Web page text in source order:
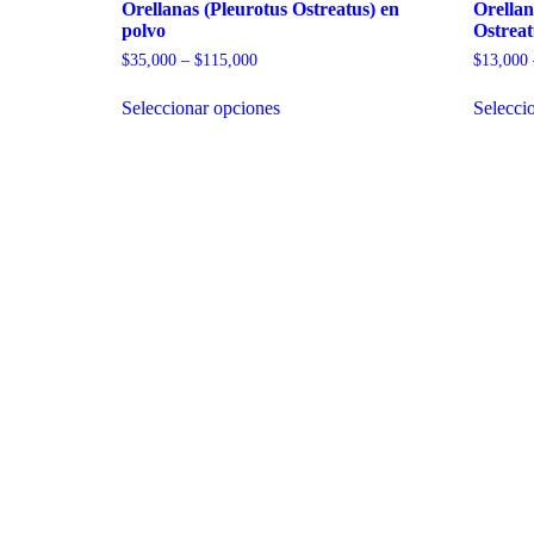
Orellanas (Pleurotus Ostreatus) en
polvo
$35,000 – $115,000Price
through
Seleccionar opcionesproducto
$13,000